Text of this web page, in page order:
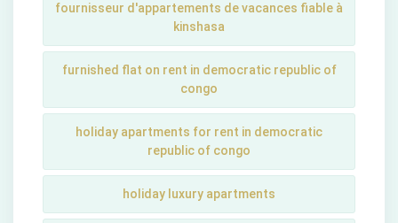
fournisseur d'appartements de vacances fiable à
kinshasa
furnished flat on rent in democratic republic of
congo
holiday apartments for rent in democratic
republic of congo
holiday luxury apartments